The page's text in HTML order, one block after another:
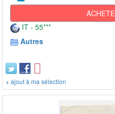
IT - 55***
Autres
+ ajout à ma sélection